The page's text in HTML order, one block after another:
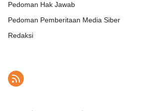
Pedoman Hak Jawab
Pedoman Pemberitaan Media Siber
Redaksi